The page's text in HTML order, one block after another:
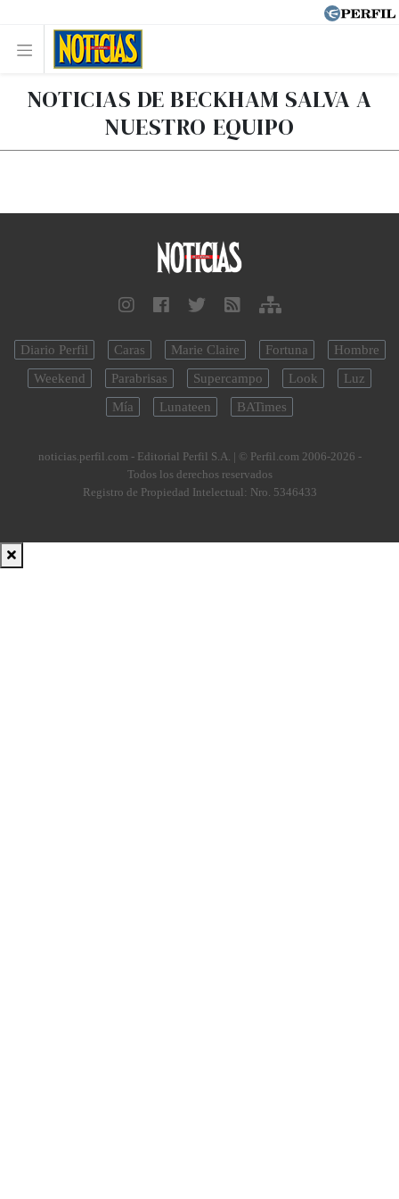
NOTICIAS DE BECKHAM SALVA A
NUESTRO EQUIPO
Diario Perfil Caras Marie Claire Fortuna
Hombre
Weekend
Parabrisas Supercampo Look
Luz
Mía
Lunateen BATimes
noticias.perfil.com - Editorial Perfil S.A. | © Perfil.com 2006-2026 -
Todos los derechos reservados
Registro de Propiedad Intelectual: Nro. 5346433